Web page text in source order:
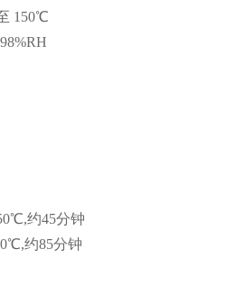
150℃
约45分钟
约85分钟